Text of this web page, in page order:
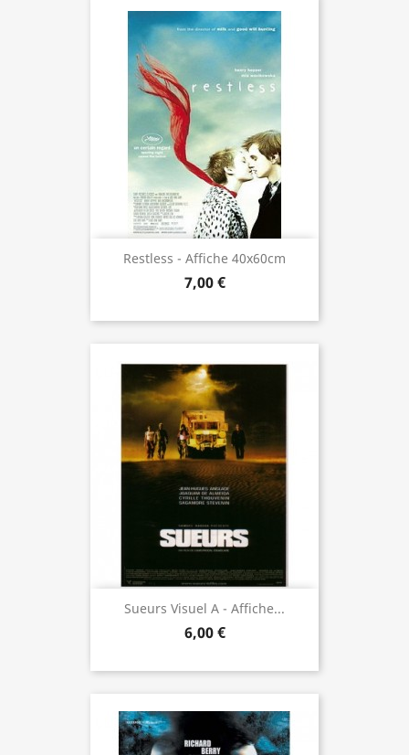
Restless - Affiche 40x60cm
7,00 €
Sueurs Visuel A - Affiche...
6,00 €